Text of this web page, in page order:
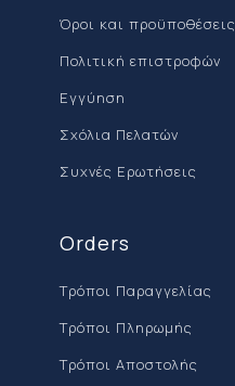
Όροι και προϋποθέσεις
Πολιτική επιστροφών
Εγγύηση
Σχόλια Πελατών
Συχνές Ερωτήσεις
Orders
Τρόποι Παραγγελίας
Τρόποι Πληρωμής
Τρόποι Αποστολής